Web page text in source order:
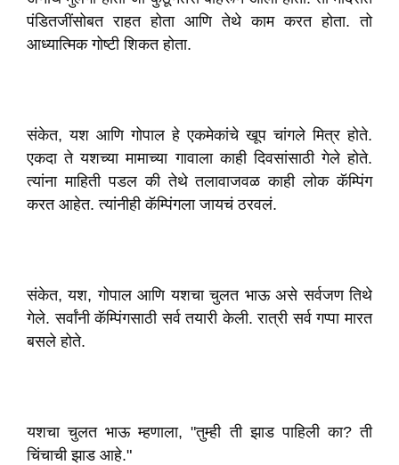
पंडितजींसोबत राहत होता आणि तेथे काम करत होता. तो
आध्यात्मिक गोष्टी शिकत होता.
संकेत, यश आणि गोपाल हे एकमेकांचे खूप चांगले मित्र होते.
एकदा ते यशच्या मामाच्या गावाला काही दिवसांसाठी गेले होते.
त्यांना माहिती पडल की तेथे तलावाजवळ काही लोक कॅम्पिंग
करत आहेत. त्यांनीही कॅम्पिंगला जायचं ठरवलं.
संकेत, यश, गोपाल आणि यशचा चुलत भाऊ असे सर्वजण तिथे
गेले. सर्वांनी कॅम्पिंगसाठी सर्व तयारी केली. रात्री सर्व गप्पा मारत
बसले होते.
यशचा चुलत भाऊ म्हणाला, "तुम्ही ती झाड पाहिली का? ती
चिंचाची झाड आहे."